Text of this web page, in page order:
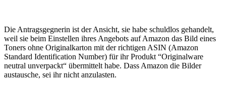
Die Antragsgegnerin ist der Ansicht, sie habe schuldlos gehandelt,
weil sie beim Einstellen ihres Angebots auf Amazon das Bild eines
Toners ohne Originalkarton mit der richtigen ASIN (Amazon
Standard Identification Number) für ihr Produkt “Originalware
neutral unverpackt“ übermittelt habe. Dass Amazon die Bilder
austausche, sei ihr nicht anzulasten.